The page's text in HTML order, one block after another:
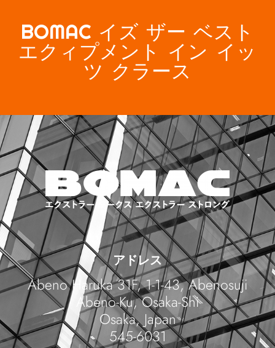
BOMAC イズ ザー ベスト
エクィプメント イン イッ
ツ クラース
アドレス
Abeno Haruka 31F, 1-1-43, Abenosuji
Abeno-Ku, Osaka-Shi
Osaka, Japan
545-6031